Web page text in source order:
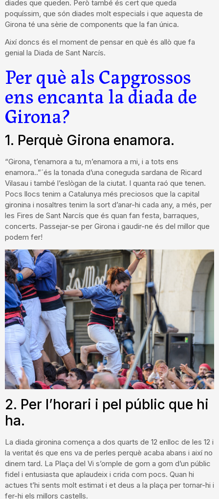
diades que queden. Però també és cert que queda
poquíssim, que són diades molt especials i que aquesta de
Girona té una sèrie de components que la fan única.
Així doncs és el moment de pensar en què és allò que fa
genial la Diada de Sant Narcís.
Per què als Capgrossos
ens encanta la diada de
Girona?
1. Perquè Girona enamora.
“Girona, t’enamora a tu, m’enamora a mi, i a tots ens
enamora..”´és la tonada d’una coneguda sardana de Ricard
Vilasau i també l’eslògan de la ciutat. I quanta raó que tenen.
Pocs llocs tenim a Catalunya més preciosos que la capital
gironina i nosaltres tenim la sort d’anar-hi cada any, a més, per
les Fires de Sant Narcís que és quan fan festa, barraques,
concerts. Passejar-se per Girona i gaudir-ne és del millor que
podem fer!
2. Per l’horari i pel públic que hi
ha.
La diada gironina comença a dos quarts de 12 enlloc de les 12 i
la veritat és que ens va de perles perquè acaba abans i així no
dinem tard. La Plaça del Vi s’omple de gom a gom d’un públic
fidel i entusiasta que aplaudeix i crida com pocs. Quan hi
actues t’hi sents molt estimat i et deus a la plaça per tornar-hi i
fer-hi els millors castells.